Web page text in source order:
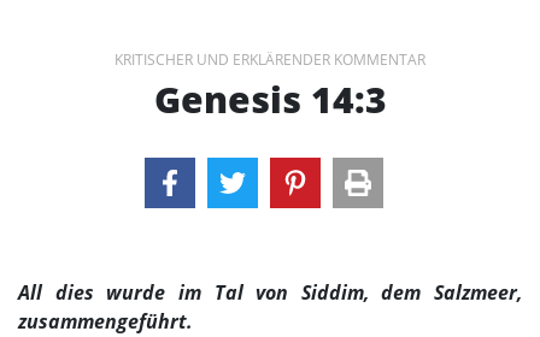
KRITISCHER UND ERKLÄRENDER KOMMENTAR
Genesis 14:3
All dies wurde im Tal von Siddim, dem Salzmeer,
zusammengeführt.